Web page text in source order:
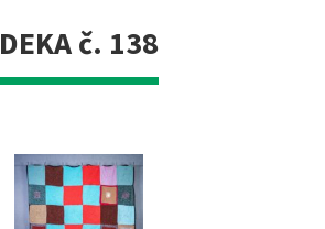
DEKA č. 138